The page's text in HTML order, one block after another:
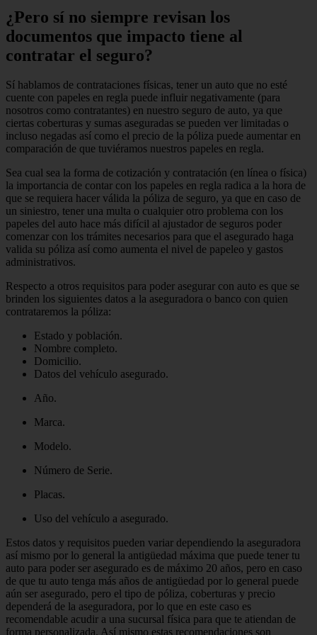
¿Pero sí no siempre revisan los
documentos que impacto tiene al
contratar el seguro?
Sí hablamos de contrataciones físicas, tener un auto que no esté
cuente con papeles en regla puede influir negativamente (para
nosotros como contratantes) en nuestro seguro de auto, ya que
ciertas coberturas y sumas aseguradas se pueden ver limitadas o
incluso negadas así como el precio de la póliza puede aumentar en
comparación de que tuviéramos nuestros papeles en regla.
Sea cual sea la forma de cotización y contratación (en línea o física)
la importancia de contar con los papeles en regla radica a la hora de
que se requiera hacer válida la póliza de seguro, ya que en caso de
un siniestro, tener una multa o cualquier otro problema con los
papeles del auto hace más difícil al ajustador de seguros poder
comenzar con los trámites necesarios para que el asegurado haga
valida su póliza así como aumenta el nivel de papeleo y gastos
administrativos.
Respecto a otros requisitos para poder asegurar con auto es que se
brinden los siguientes datos a la aseguradora o banco con quien
contrataremos la póliza:
Estado y población.
Nombre completo.
Domicilio.
Datos del vehículo asegurado.
Año.
Marca.
Modelo.
Número de Serie.
Placas.
Uso del vehículo a asegurado.
Estos datos y requisitos pueden variar dependiendo la aseguradora
así mismo por lo general la antigüedad máxima que puede tener tu
auto para poder ser asegurado es de máximo 20 años, pero en caso
de que tu auto tenga más años de antigüedad por lo general puede
aún ser asegurado, pero el tipo de póliza, coberturas y precio
dependerá de la aseguradora, por lo que en este caso es
recomendable acudir a una sucursal física para que te atiendan de
forma personalizada. Así mismo estas recomendaciones son